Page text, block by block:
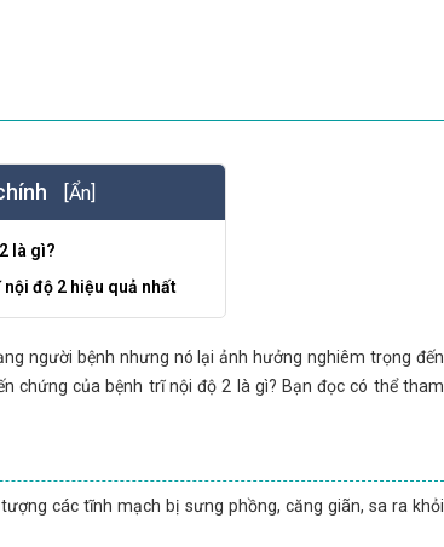
[Ẩn]
là gì?
độ 2 hiệu quả nhất
người bệnh nhưng nó lại ảnh hưởng nghiêm trọng đến
chứng của bệnh trĩ nội độ 2 là gì? Bạn đọc có thể tham
các tĩnh mạch bị sưng phồng, căng giãn, sa ra khỏi